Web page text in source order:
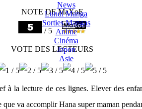
News
Lundi Manga
Sorties Mangas
Anime
Cinéma
Japon
Asie
NOTE DE MaXoE
/ 5
VOTE DES LECTEURS
à la lecture de ces lignes. Elever des
va accomplir Hana super maman